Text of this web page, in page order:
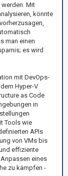
Mit
könnte
man einen
es wird
mit DevOps-
Hyper-V
as Code
in
Tools wie
APIs
von VMs bis
effiziente
eines
zu kämpfen -